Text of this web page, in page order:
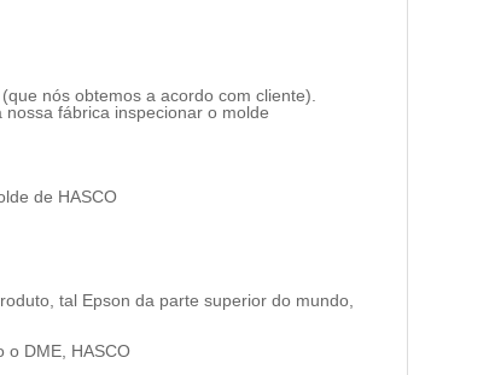
nós obtemos a acordo com cliente).
fábrica inspecionar o molde
tal Epson da parte superior do mundo,
o DME, HASCO